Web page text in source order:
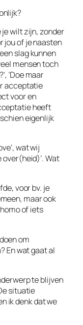
wilt zijn, zonder
jou of je naasten
slag kunnen
mensen toch
‘Doe maar
acceptatie
voor en
heeft
eigenlijk
wat wij
over(heid)’. Wat
voor bv. je
maar ook
of iets
om
En wat gaat al
te blijven
situatie
ik denk dat we